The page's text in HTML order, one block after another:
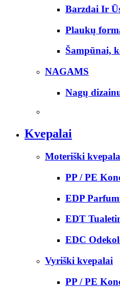
Barzdai Ir
Plaukų
Šampūnai,
NAGAMS
Nagų
Kvepalai
Moteriški
PP / PE
EDP
EDT
EDC
Vyriški kvepalai
PP / PE